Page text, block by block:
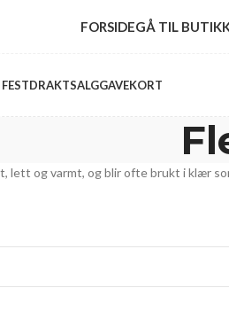
FORSIDEGÅ TIL
SALGGAVEKORT
og varmt, og blir ofte brukt i klær